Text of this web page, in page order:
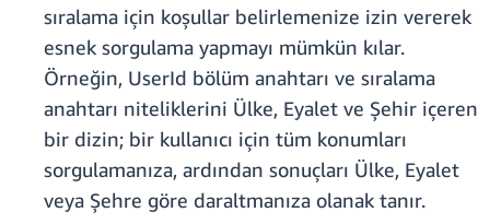
sıralama için koşullar belirlemenize izin vererek
esnek sorgulama yapmayı mümkün kılar.
Örneğin, UserId bölüm anahtarı ve sıralama
anahtarı niteliklerini Ülke, Eyalet ve Şehir içeren
bir dizin; bir kullanıcı için tüm konumları
sorgulamanıza, ardından sonuçları Ülke, Eyalet
veya Şehre göre daraltmanıza olanak tanır.